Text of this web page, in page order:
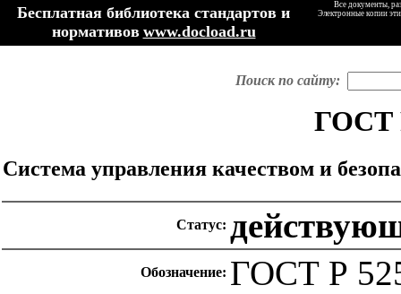
Бесплатная библиотека стандартов и
нормативов www.docload.ru
Все документы,
Электронные копии
Поиск по сайту:
ГОСТ
Система управления качеством и
Статус:
Обозначение: ГОСТ Р